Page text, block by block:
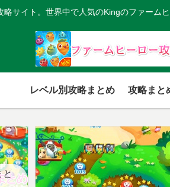
略サイト。世界中で人気のKingのファーム
レベル別攻略まとめ 攻略まと
と